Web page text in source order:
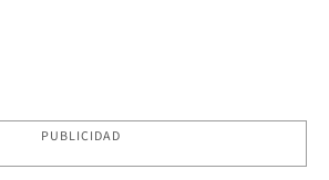
PUBLICIDAD